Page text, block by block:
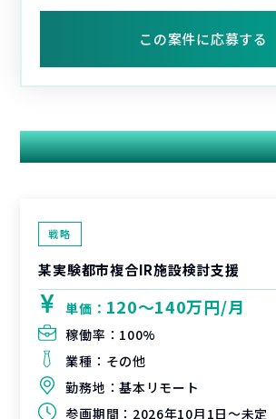
この案件に応募する
関連する案件
戦略
某実験都市複合IR施設検討支援
単価： 120〜140万円/月
稼働率： 100%
業種： その他
勤務地：基本リモート
参画期間： 2026年10月1日～未定